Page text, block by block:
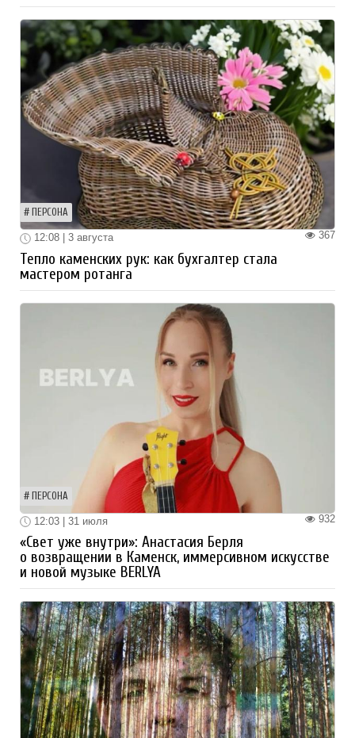
ПЕРСОНА
367
12:08 | 3 августа
Тепло каменских рук: как бухгалтер стала
мастером ротанга
ПЕРСОНА
932
12:03 | 31 июля
«Свет уже внутри»: Анастасия Берля
о возвращении в Каменск, иммерсивном искусстве
и новой музыке BERLYA